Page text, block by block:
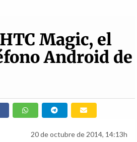
Magic, el
Android de
20 de octubre de 2014, 14:13h